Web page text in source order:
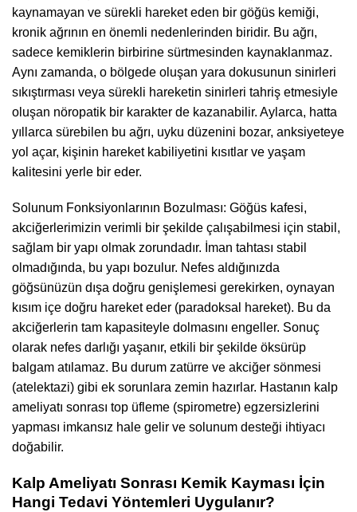
kaynamayan ve sürekli hareket eden bir göğüs kemiği,
kronik ağrının en önemli nedenlerinden biridir. Bu ağrı,
sadece kemiklerin birbirine sürtmesinden kaynaklanmaz.
Aynı zamanda, o bölgede oluşan yara dokusunun sinirleri
sıkıştırması veya sürekli hareketin sinirleri tahriş etmesiyle
oluşan nöropatik bir karakter de kazanabilir. Aylarca, hatta
yıllarca sürebilen bu ağrı, uyku düzenini bozar, anksiyeteye
yol açar, kişinin hareket kabiliyetini kısıtlar ve yaşam
kalitesini yerle bir eder.
Solunum Fonksiyonlarının Bozulması: Göğüs kafesi,
akciğerlerimizin verimli bir şekilde çalışabilmesi için stabil,
sağlam bir yapı olmak zorundadır. İman tahtası stabil
olmadığında, bu yapı bozulur. Nefes aldığınızda
göğsünüzün dışa doğru genişlemesi gerekirken, oynayan
kısım içe doğru hareket eder (paradoksal hareket). Bu da
akciğerlerin tam kapasiteyle dolmasını engeller. Sonuç
olarak nefes darlığı yaşanır, etkili bir şekilde öksürüp
balgam atılamaz. Bu durum zatürre ve akciğer sönmesi
(atelektazi) gibi ek sorunlara zemin hazırlar. Hastanın kalp
ameliyatı sonrası top üfleme (spirometre) egzersizlerini
yapması imkansız hale gelir ve solunum desteği ihtiyacı
doğabilir.
Kalp Ameliyatı Sonrası Kemik Kayması İçin
Hangi Tedavi Yöntemleri Uygulanır?